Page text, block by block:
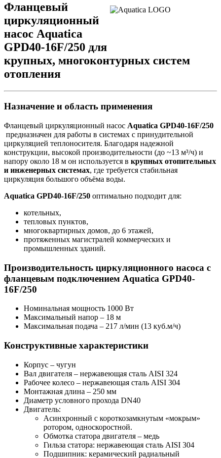
Фланцевый
циркуляционный
насос Aquatica
GPD40-16F/250 для
крупных, многоконтурных систем
отопления
Назначение и область применения
Фланцевый циркуляционный насос Aquatica GPD40-16F/250​
предназначен для работы в системах с принудительной
циркуляцией теплоносителя. Благодаря надежной
конструкции, высокой производительности (до ~13 м³/ч) и
напору около 18 м он используется в крупных отопительных
и инженерных системах, где требуется стабильная
циркуляция большого объёма воды.
Aquatica GPD40-16F/250​ оптимально подходит для:
котельных,
тепловых пунктов,
многоквартирных домов, до 6 этажей,
протяженных магистралей коммерческих и
промышленных зданий.
Производительность циркуляционного насоса с
фланцевым подключением Aquatica GPD40-
16F/250​
Номинальная мощность 1000 Вт
Максимальный напор – 18 м
Максимальная подача – 217 л/мин (13 куб.м/ч)
Конструктивные характеристики
Корпус – чугун
Вал двигателя – нержавеющая сталь AISI 324
Рабочее колесо – нержавеющая сталь AISI 304
Монтажная длина – 250 мм
Диаметр условного прохода DN40
Двигатель:
Асинхронный с короткозамкнутым «мокрым»
ротором, односкоростной.
Обмотка статора двигателя – медь
Гильза статора: нержавеющая сталь AISI 304
Подшипник: керамический радиальный